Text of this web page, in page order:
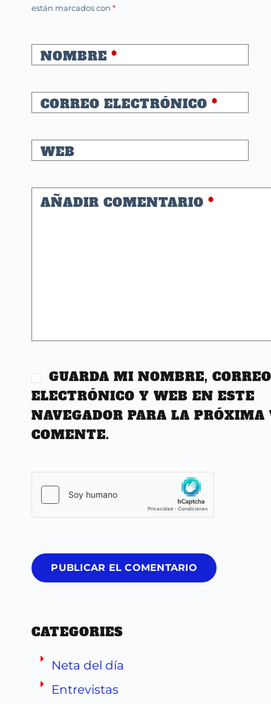
están marcados con*
NOMBRE *
CORREO ELECTRÓNICO *
WEB
AÑADIR COMENTARIO *
GUARDA MI NOMBRE, CORREO
ELECTRÓNICO Y WEB EN ESTE
NAVEGADOR PARA LA PRÓXIMA
COMENTE.
PUBLICAR EL COMENTARIO
CATEGORIES
Neta del día
Entrevistas